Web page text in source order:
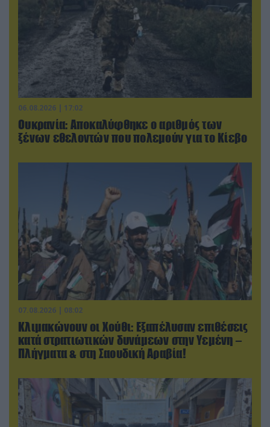
06.08.2026 | 17:02
Ουκρανία: Αποκαλύφθηκε ο αριθμός των
ξένων εθελοντών που πολεμούν για το Κίεβο
07.08.2026 | 08:02
Κλιμακώνουν οι Χούθι: Eξαπέλυσαν επιθέσεις
κατά στρατιωτικών δυνάμεων στην Υεμένη –
Πλήγματα & στη Σαουδική Αραβία!